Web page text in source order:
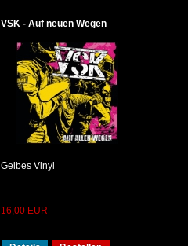
VSK - Auf neuen Wegen
Gelbes Vinyl
16,00 EUR